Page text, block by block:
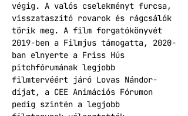
végig. A valós cselekményt furcsa,
visszataszító rovarok és rágcsálók
törik meg. A film forgatókönyvét
2019-ben a Filmjus támogatta, 2020-
ban elnyerte a Friss Hús
pitchfórumának legjobb
filmtervéért járó Lovas Nándor-
díjat, a CEE Animációs Fórumon
pedig szintén a legjobb